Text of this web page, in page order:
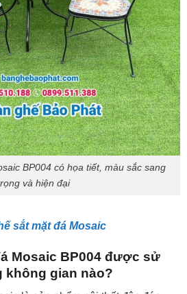
BP004 có họa tiết, màu sắc sang
và hiện đại
sắt mặt đá Mosaic
Mosaic BP004 được sử
không gian nào?